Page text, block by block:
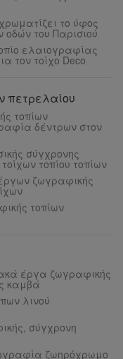
το ύφος
του Παρισιού
ελαιογραφίας
τον τοίχο Deco
πετρελαίου
τοπίων
δέντρων στον
σύγχρονης
τοπίου τοπίων
ζωγραφικής
τοπίων
έργα ζωγραφικής
καμβά
λινού
σύγχρονη
ζωηρόχρωμο